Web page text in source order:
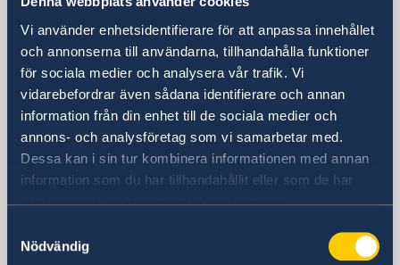
Vi använder enhetsidentifierare för att anpassa innehållet
och annonserna till användarna, tillhandahålla funktioner
för sociala medier och analysera vår trafik. Vi
vidarebefordrar även sådana identifierare och annan
information från din enhet till de sociala medier och
annons- och analysföretag som vi samarbetar med.
Dessa kan i sin tur kombinera informationen med annan
information som du har tillhandahållit eller som de har
samlat in när du har använt deras tjänster.
Nödvändig
Sveriges ambassad i Zagreb,
Kroatien
Besöksadress
Sveriges ambassad
Strojarska cesta 20
10 001 Zagreb
Postadress
Embassy of Sweden
P.P. 779
Croatia